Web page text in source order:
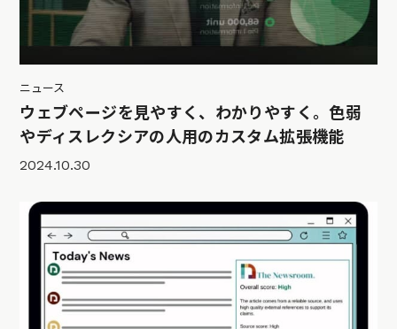
ニュース
ウェブページを見やすく、わかりやすく。色弱
やディスレクシアの人用のカスタム拡張機能
2024.10.30